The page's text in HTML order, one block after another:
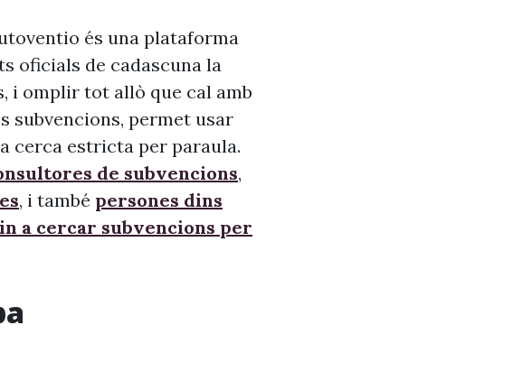
és una plataforma
oficials de cadascuna la
i omplir tot allò que cal amb
subvencions, permet usar
cerca estricta per paraula.
de subvencions,
, i també persones dins
a cercar subvencions per